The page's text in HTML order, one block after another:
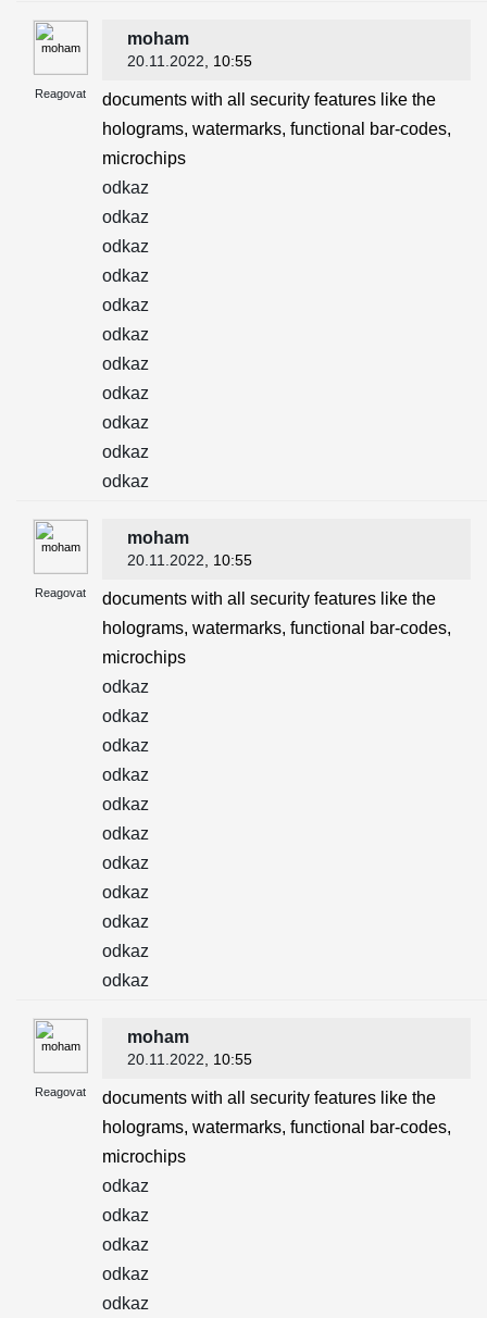
Reagovat
moham
20.11.2022 , 10:55
documents with all security features like the
holograms, watermarks, functional bar-codes,
microchips
odkaz
odkaz
odkaz
odkaz
odkaz
odkaz
odkaz
odkaz
odkaz
odkaz
odkaz
Reagovat
moham
20.11.2022 , 10:55
documents with all security features like the
holograms, watermarks, functional bar-codes,
microchips
odkaz
odkaz
odkaz
odkaz
odkaz
odkaz
odkaz
odkaz
odkaz
odkaz
odkaz
Reagovat
moham
20.11.2022 , 10:55
documents with all security features like the
holograms, watermarks, functional bar-codes,
microchips
odkaz
odkaz
odkaz
odkaz
odkaz